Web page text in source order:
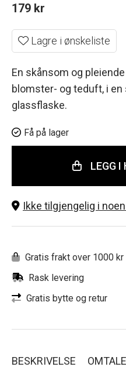
179 kr
Lagre i ønskeliste
En skånsom og
blomster- og teduft, i
glassflaske.
Få på lager
LEGG I
Ikke tilgjengelig i
Gratis frakt over 1000 kr
Rask levering
Gratis bytte og retur
BESKRIVELSE